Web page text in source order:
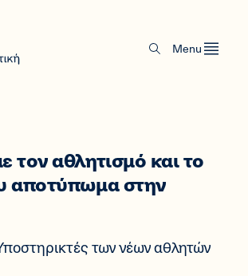
Menu
τον αθλητισμό και το
αποτύπωμα στην
των νέων αθλητών